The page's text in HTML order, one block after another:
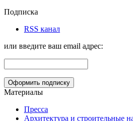
Подписка
RSS канал
или введите ваш email адрес:
Материалы
Пресса
Архитектура и строительные